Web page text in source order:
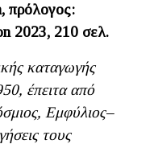
πρόλογος:
2023, 210 σελ.
καταγωγής
έπειτα από
Εμφύλιος–
τους